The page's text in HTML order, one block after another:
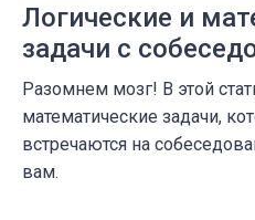
Логические и
задачи с
Разомнем мозг! В этой
математические задачи,
встречаются на
вам.